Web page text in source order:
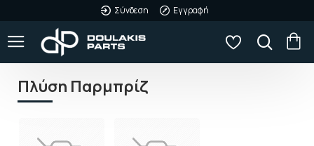
Σύνδεση Εγγραφή
Πλύση Παρμπρίζ